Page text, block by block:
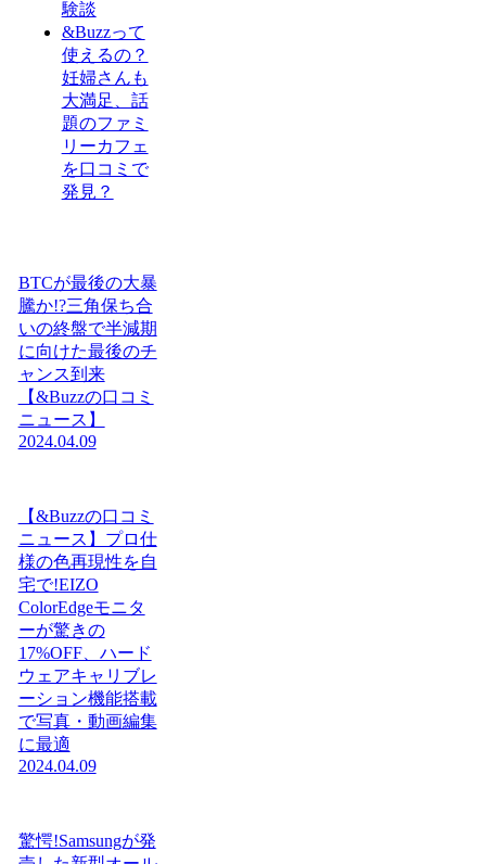
験談
&Buzzって
使えるの？
妊婦さんも
大満足、話
題のファミ
リーカフェ
を口コミで
発見？
BTCが最後の大暴
騰か!?三角保ち合
いの終盤で半減期
に向けた最後のチ
ャンス到来
【&Buzzの口コミ
ニュース】
2024.04.09
【&Buzzの口コミ
ニュース】プロ仕
様の色再現性を自
宅で!EIZO
ColorEdgeモニタ
ーが驚きの
17%OFF、ハード
ウェアキャリブレ
ーション機能搭載
で写真・動画編集
に最適
2024.04.09
驚愕!Samsungが発